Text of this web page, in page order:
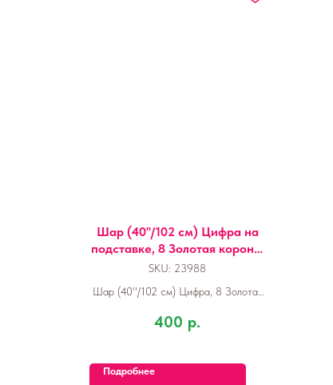
Шар (40''/102 см) Цифра на
подставке, 8 Золотая корона,
1 шт. в уп.
SKU: 23988
Шар (40''/102 см) Цифра, 8 Золотая
шт. в уп.
400 р.
Подробнее